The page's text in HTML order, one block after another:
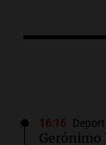
16:16
Gerónimo